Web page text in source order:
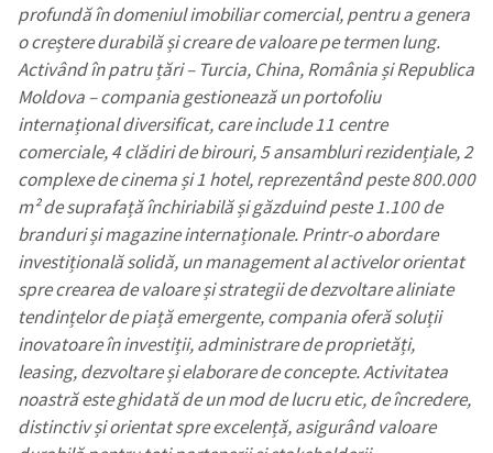
profundă în domeniul imobiliar comercial, pentru a genera
o creștere durabilă și creare de valoare pe termen lung.
Activând în patru țări – Turcia, China, România și Republica
Moldova – compania gestionează un portofoliu
internațional diversificat, care include 11 centre
comerciale, 4 clădiri de birouri, 5 ansambluri rezidențiale, 2
complexe de cinema și 1 hotel, reprezentând peste 800.000
m² de suprafață închiriabilă și găzduind peste 1.100 de
branduri și magazine internaționale. Printr-o abordare
investițională solidă, un management al activelor orientat
spre crearea de valoare și strategii de dezvoltare aliniate
tendințelor de piață emergente, compania oferă soluții
inovatoare în investiții, administrare de proprietăți,
leasing, dezvoltare și elaborare de concepte. Activitatea
noastră este ghidată de un mod de lucru etic, de încredere,
distinctiv și orientat spre excelență, asigurând valoare